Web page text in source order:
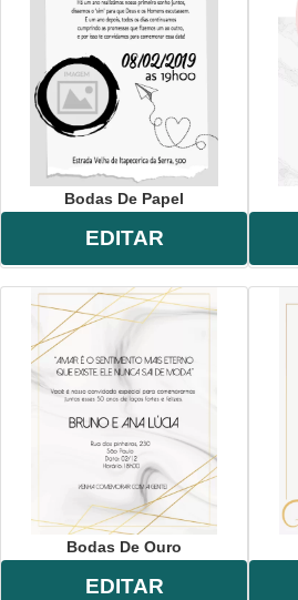
Bodas De Papel
EDITAR
Bodas De Ouro
EDITAR